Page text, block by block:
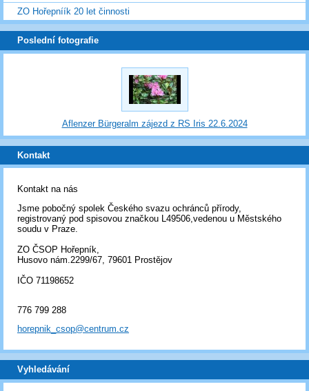
ZO Hořepníík 20 let činnosti
Poslední fotografie
Aflenzer Bürgeralm zájezd z RS Iris 22.6.2024
Kontakt
Kontakt na nás
Jsme pobočný spolek Českého svazu ochránců přírody,
registrovaný pod spisovou značkou L49506,vedenou u Městského
soudu v Praze.
ZO ČSOP Hořepník,
Husovo nám.2299/67, 79601 Prostějov
IČO 71198652
776 799 288
horepnik_csop@centrum.cz
Vyhledávání